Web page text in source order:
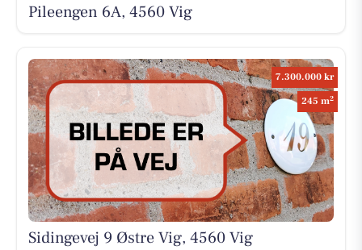
Pileengen 6A, 4560 Vig
7.300.000 kr
245 m2
Sidingevej 9 Østre Vig, 4560 Vig